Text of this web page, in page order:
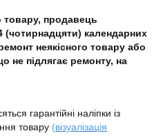
товару, продавець
(чотирнадцяти) календарних
неякісного товару або
не підлягає ремонту, на
гарантійні наліпки із
товару (візуалізація